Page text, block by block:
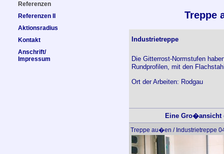
Treppe
Industrietreppe
Die Gitterrost-Normstufen
Rundprofilen, mit den
Ort der Arbeiten: Rodgau
Eine Gro�ansicht
Treppe au�en / Industrietreppe
Referenzen
Referenzen II
Aktionsradius
Kontakt
Anschrift/
Impressum